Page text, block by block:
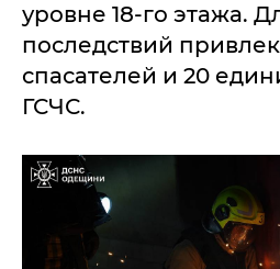
уровне 18-го этажа.
последствий
спасателей и 20
ГСЧС.